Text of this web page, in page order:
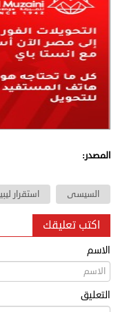
المصدر:
السيسى استقرار
اكتب تعليقك
الاسم
التعليق